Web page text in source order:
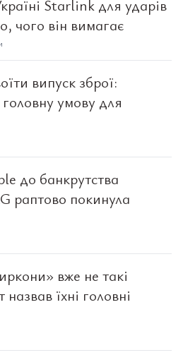
Starlink для ударів
чого він вимагає
випуск зброї:
умову для
до банкрутства
раптово покинула
вже не такі
їхні головні